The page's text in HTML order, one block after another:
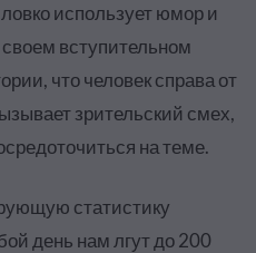
использует юмор и
вступительном
что человек справа от
зрительский смех,
на теме.
статистику
день нам лгут до 200